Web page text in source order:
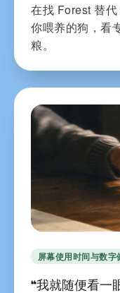
在找 Forest 替
你喂养的狗，看
粮。
屏幕使用时间与数字
“我就随便看一